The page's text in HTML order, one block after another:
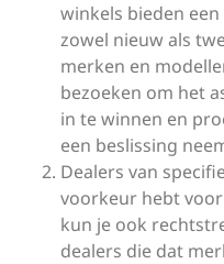
winkels bieden
zowel nieuw als
merken en
bezoeken om het
in te winnen en
een beslissing
Dealers van
voorkeur hebt
kun je ook
dealers die dat